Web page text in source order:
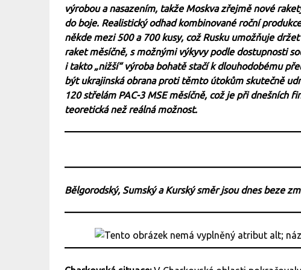
výrobou a nasazením, takže Moskva zřejmě nové
do boje. Realistický odhad kombinované roční
někde mezi 500 a 700 kusy, což Rusku umožňuje
raket měsíčně, s možnými výkyvy podle dostupnosti
i takto „nižší“ výroba bohatě stačí k dlouhodobému
být ukrajinská obrana proti těmto útokům skutečně
120 střelám PAC-3 MSE měsíčně, což je při dnešních
teoretická než reálná možnost.
Bělgorodský, Sumský a Kurský směr jsou dnes beze